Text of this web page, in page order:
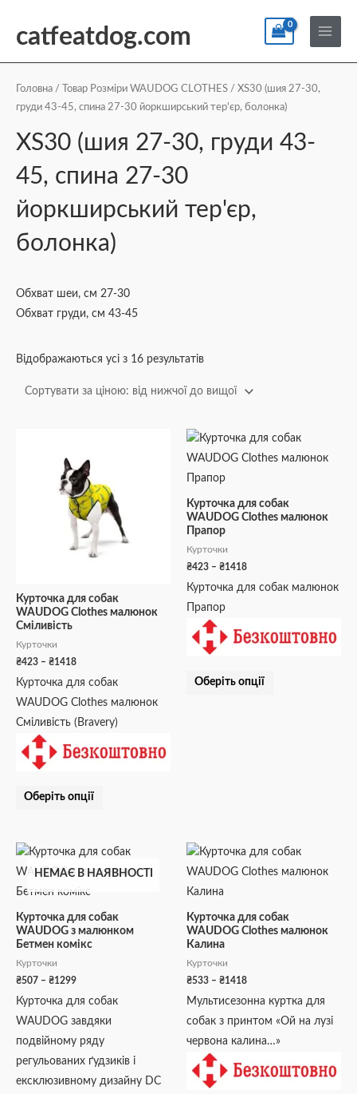
catfeatdog.com
Main
Menu
Головна / Товар Розміри WAUDOG CLOTHES / XS30 (шия 27-30,
груди 43-45, спина 27-30 йоркширський тер'єр, болонка)
XS30 (шия 27-30, груди 43-
45, спина 27-30
йоркширський тер'єр,
болонка)
Обхват шеи, см 27-30
Обхват груди, см 43-45
Відображаються усі з 16 результатів
ціною:
найнижчої
Курточка для собак
WAUDOG Clothes малюнок
Сміливість
Курточки
₴423 – ₴1418
від
₴423
до
₴1418
Курточка для собак
WAUDOG Clothes малюнок
Сміливість (Bravery)
Оберіть опції
кілька
варіантів.
Параметри
на
сторінці
Курточка для собак
WAUDOG Clothes малюнок
Прапор
Курточки
₴423 – ₴1418
Діапазон
цін:
від
₴1418
Курточка для собак малюнок
Прапор
Оберіть опції
Цей
товар
кілька
варіантів.
товару
НЕМАЄ В НАЯВНОСТІ
Курточка для собак
WAUDOG з малюнком
Бетмен комікс
Курточки
₴507 – ₴1299
Діапазон
від
₴1299
Курточка для собак
WAUDOG завдяки
подвійному ряду
регульованих ґудзиків і
ексклюзивному дизайну DC
Цей
товар
кілька
варіантів.
Курточка для собак
WAUDOG Clothes малюнок
Калина
Курточки
₴533 – ₴1418
Діапазон
від
₴1418
Мультисезонна куртка для
собак з принтом «Ой на лузі
червона калина…»
Цей
товар
кілька
варіантів.